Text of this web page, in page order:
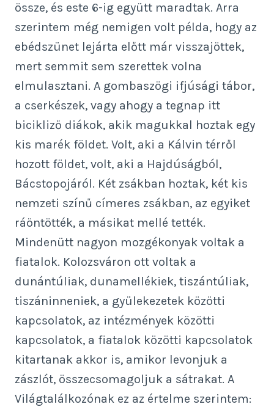
össze, és este 6-ig együtt maradtak. Arra
szerintem még nemigen volt példa, hogy az
ebédszünet lejárta előtt már visszajöttek,
mert semmit sem szerettek volna
elmulasztani. A gombaszögi ifjúsági tábor,
a cserkészek, vagy ahogy a tegnap itt
bicikliző diákok, akik magukkal hoztak egy
kis marék földet. Volt, aki a Kálvin térről
hozott földet, volt, aki a Hajdúságból,
Bácstopojáról. Két zsákban hoztak, két kis
nemzeti színű címeres zsákban, az egyiket
ráöntötték, a másikat mellé tették.
Mindenütt nagyon mozgékonyak voltak a
fiatalok. Kolozsváron ott voltak a
dunántúliak, dunamellékiek, tiszántúliak,
tiszáninneniek, a gyülekezetek közötti
kapcsolatok, az intézmények közötti
kapcsolatok, a fiatalok közötti kapcsolatok
kitartanak akkor is, amikor levonjuk a
zászlót, összecsomagoljuk a sátrakat. A
Világtalálkozónak ez az értelme szerintem: